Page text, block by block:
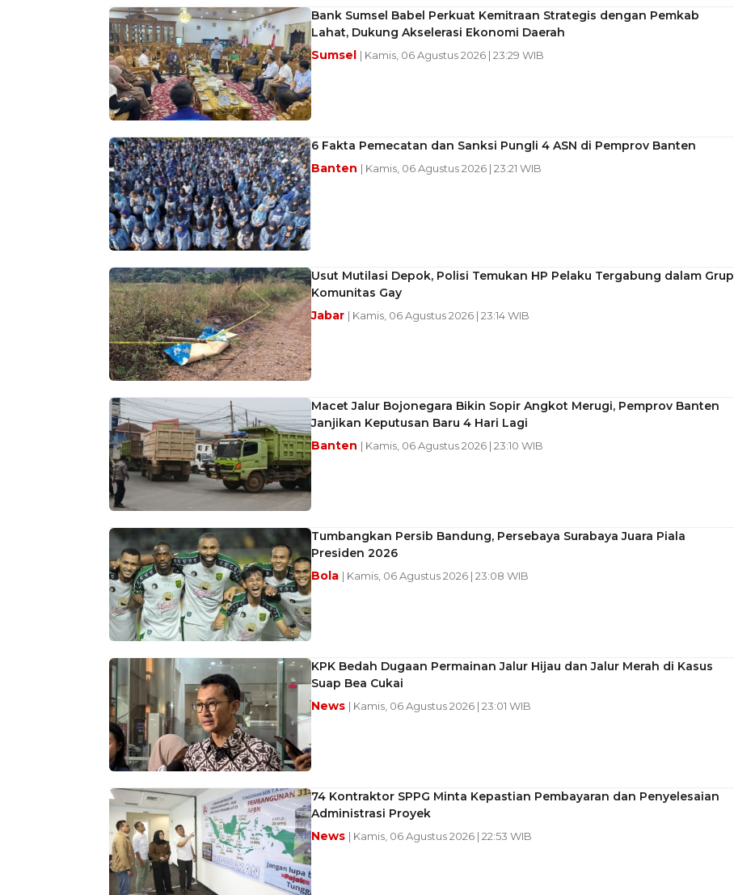
Bank Sumsel Babel Perkuat Kemitraan Strategis dengan Pemkab
Lahat, Dukung Akselerasi Ekonomi Daerah
Sumsel | Kamis, 06 Agustus 2026 | 23:29 WIB
6 Fakta Pemecatan dan Sanksi Pungli 4 ASN di Pemprov Banten
Banten | Kamis, 06 Agustus 2026 | 23:21 WIB
Usut Mutilasi Depok, Polisi Temukan HP Pelaku Tergabung dalam Grup
Komunitas Gay
Jabar | Kamis, 06 Agustus 2026 | 23:14 WIB
Macet Jalur Bojonegara Bikin Sopir Angkot Merugi, Pemprov Banten
Janjikan Keputusan Baru 4 Hari Lagi
Banten | Kamis, 06 Agustus 2026 | 23:10 WIB
Tumbangkan Persib Bandung, Persebaya Surabaya Juara Piala
Presiden 2026
Bola | Kamis, 06 Agustus 2026 | 23:08 WIB
KPK Bedah Dugaan Permainan Jalur Hijau dan Jalur Merah di Kasus
Suap Bea Cukai
News | Kamis, 06 Agustus 2026 | 23:01 WIB
74 Kontraktor SPPG Minta Kepastian Pembayaran dan Penyelesaian
Administrasi Proyek
News | Kamis, 06 Agustus 2026 | 22:53 WIB